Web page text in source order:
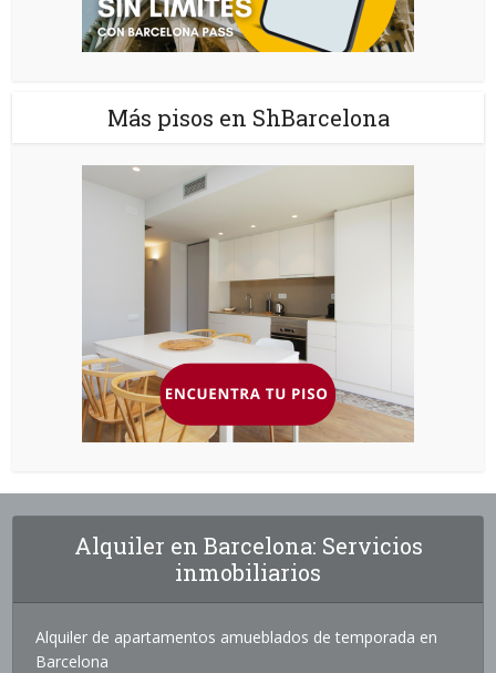
Más pisos en ShBarcelona
Alquiler en Barcelona: Servicios
inmobiliarios
Alquiler de apartamentos amueblados de temporada en
Barcelona